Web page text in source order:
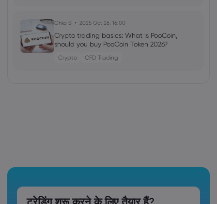
Ghko B 2025 Oct 26, 16:00
Crypto trading basics: What is PooCoin,
should you buy PooCoin Token 2026?
Crypto CFD Trading